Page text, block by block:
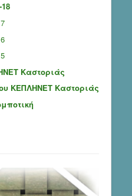
Καστοριάς
ΚΕΠΛΗΝΕΤ Καστοριάς